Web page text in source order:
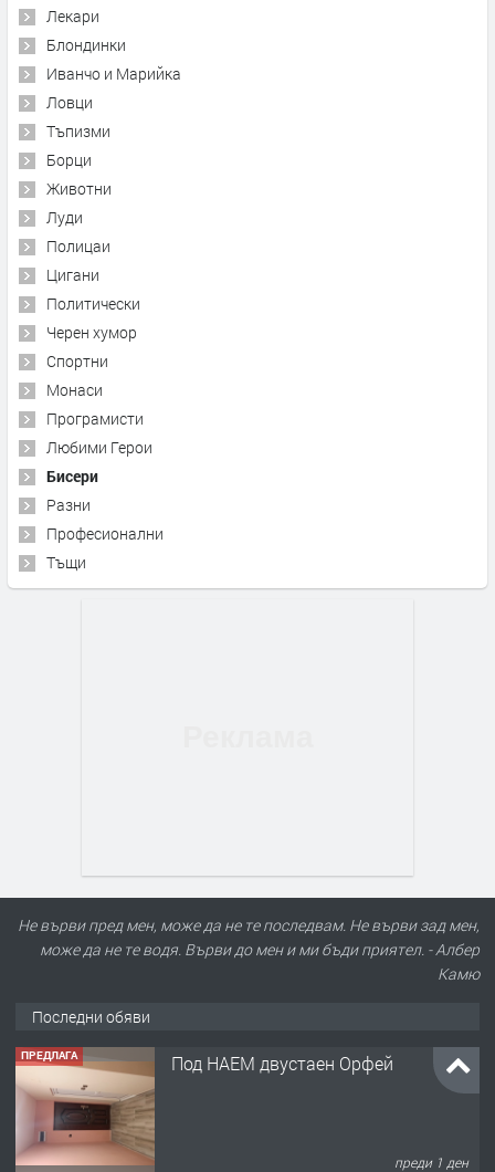
Лекари
Блондинки
Иванчо и Марийка
Ловци
Тъпизми
Борци
Животни
Луди
Полицаи
Цигани
Политически
Черен хумор
Спортни
Монаси
Програмисти
Любими Герои
Бисери
Разни
Професионални
Тъщи
Не върви пред мен, може да не те последвам. Не върви зад мен,
може да не те водя. Върви до мен и ми бъди приятел. - Албер
Камю
Последни обяви
ПРЕДЛАГА Под НАЕМ двустаен Орфей
преди 1 ден